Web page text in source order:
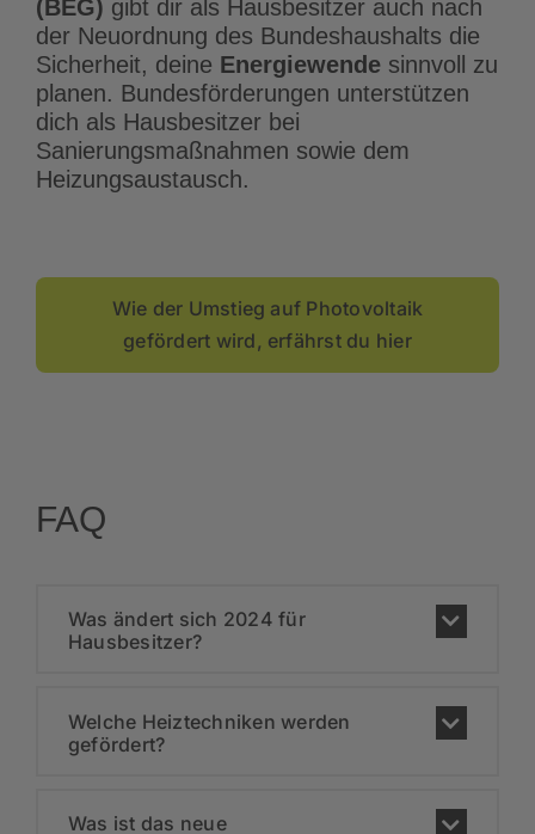
(BEG) gibt dir als Hausbesitzer auch nach
der Neuordnung des Bundeshaushalts die
Sicherheit, deine Energiewendesinnvoll zu
planen. Bundesförderungen unterstützen
dich als Hausbesitzer bei
Sanierungsmaßnahmen sowie dem
Heizungsaustausch.
Wie der Umstieg auf Photovoltaik
gefördert wird, erfährst du hier
FAQ
Was ändert sich 2024 für
Hausbesitzer?
Welche Heiztechniken werden
gefördert?
Was ist das neue